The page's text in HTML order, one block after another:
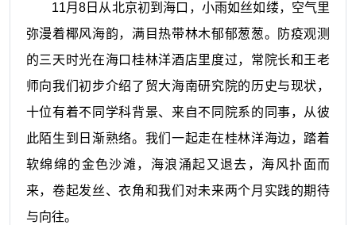
11月8日从北京初到海口，小雨如丝如缕，空气里
弥漫着椰风海韵，满目热带林木郁郁葱葱。防疫观测
的三天时光在海口桂林洋酒店里度过，常院长和王老
师向我们初步介绍了贸大海南研究院的历史与现状，
十位有着不同学科背景、来自不同院系的同事，从彼
此陌生到日渐熟络。我们一起走在桂林洋海边，踏着
软绵绵的金色沙滩，海浪涌起又退去，海风扑面而
来，卷起发丝、衣角和我们对未来两个月实践的期待
与向往。